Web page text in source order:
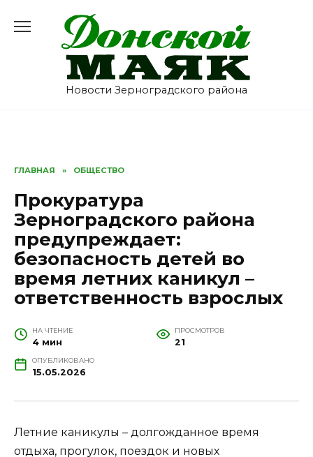
содержанию
Новости Зерноградского района
ГЛАВНАЯ » ОБЩЕСТВО
Прокуратура
Зерноградского района
предупреждает:
безопасность детей во
время летних каникул –
ответственность взрослых
НА ЧТЕНИЕ
4 мин
ПРОСМОТРОВ
21
ОПУБЛИКОВАНО
15.05.2026
Летние каникулы – долгожданное время
отдыха, прогулок, поездок и новых